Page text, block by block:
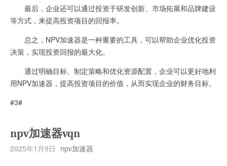
最后，企业还可以通过投资于研发创新、市场拓展和品牌建设
等方式，来提高投资项目的回报率。
总之，NPV加速器是一种重要的工具，可以帮助企业优化投资
决策，实现投资回报的最大化。
通过明确目标、制定策略和优化资源配置，企业可以更好地利
用NPV加速器，提高投资项目的价值，从而实现企业的财务目标。
#3#
npv加速器vqn
2025年1月9日 npv加速器